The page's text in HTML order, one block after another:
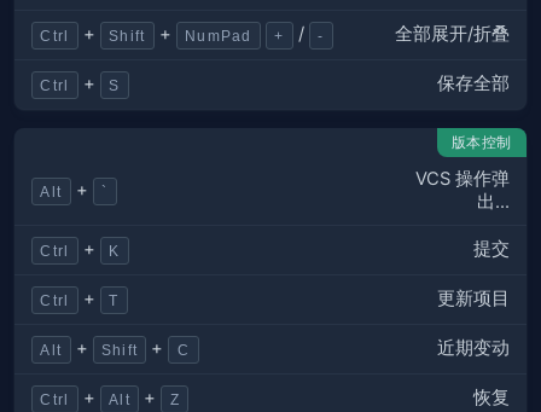
Ctrl + Shift + NumPad + / - 全部展开/折叠
Ctrl + S 保存全部
版本控制
Alt + `
VCS 操作弹
出...
Ctrl + K 提交
Ctrl + T 更新项目
Alt + Shift + C 近期变动
Ctrl + Alt + Z 恢复